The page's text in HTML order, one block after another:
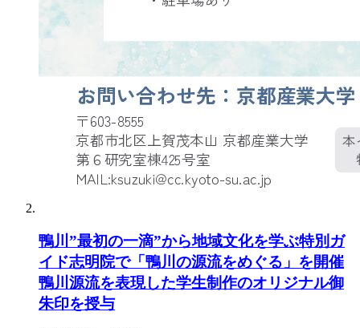
鴨川”最初の一滴”から地域文化を学ぶ特別ガ
イド志明院で「鴨川の源流をめぐる」を開催
鴨川源流を表現した学生制作のオリジナル御
朱印を授与